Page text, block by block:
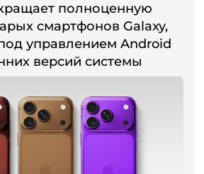
полноценную
смартфонов Galaxy,
управлением Android
версий системы